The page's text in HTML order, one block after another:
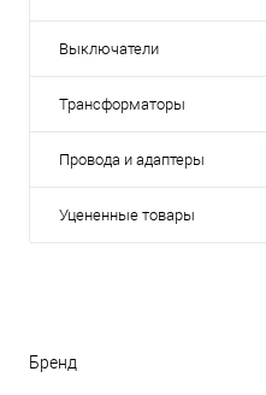
Выключатели
Трансформаторы
Провода и адаптеры
Уцененные товары
Бренд